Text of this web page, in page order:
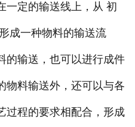
一定的输送线上，从 初
成一种物料的输送流
的输送，也可以进行成件
物料输送外，还可以与各
过程的要求相配合，形成